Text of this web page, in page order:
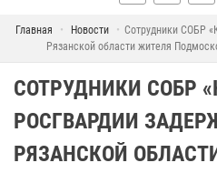
Главная Новости
Сотрудники СОБР
Рязанской области жителя
СОТРУДНИКИ СОБР
РОСГВАРДИИ
РЯЗАНСКОЙ